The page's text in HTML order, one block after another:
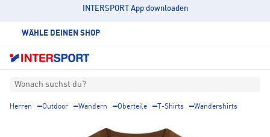
INTERSPORT App downloaden
WÄHLE DEINEN SHOP
Wonach suchst du?
Herren Outdoor Wandern Oberteile T-Shirts Wandershirts